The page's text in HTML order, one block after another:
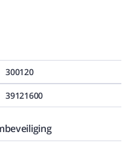
300120
39121600